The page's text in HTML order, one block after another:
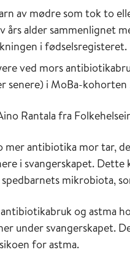
av mødre som tok to
års alder sammenlignet
i fødselsregisteret.
ved mors
senere) i MoBa-
Rantala fra
antibiotika mor tar,
i svangerskapet. Dette
mikrobiota,
og astma
under svangerskapet.
for astma.